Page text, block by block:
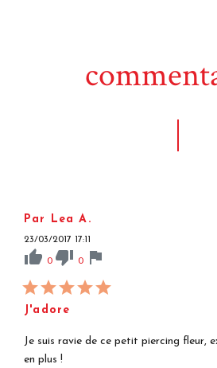
Par Lea A.
23/03/2017 17:11
thumb_up 0 thumb_down 0 flag
J'adore
Je suis ravie de ce petit piercing fleur,
en plus !